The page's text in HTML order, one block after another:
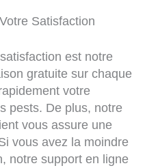
Satisfaction
est notre
gratuite sur chaque
votre
pests. De plus, notre
vous assure une
vous avez la moindre
notre support en ligne